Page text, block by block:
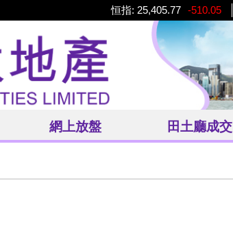
恒指: 25,405.77 -510.05
網上放盤 田土廳成交